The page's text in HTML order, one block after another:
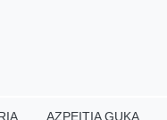
AZPEITIA GUKA